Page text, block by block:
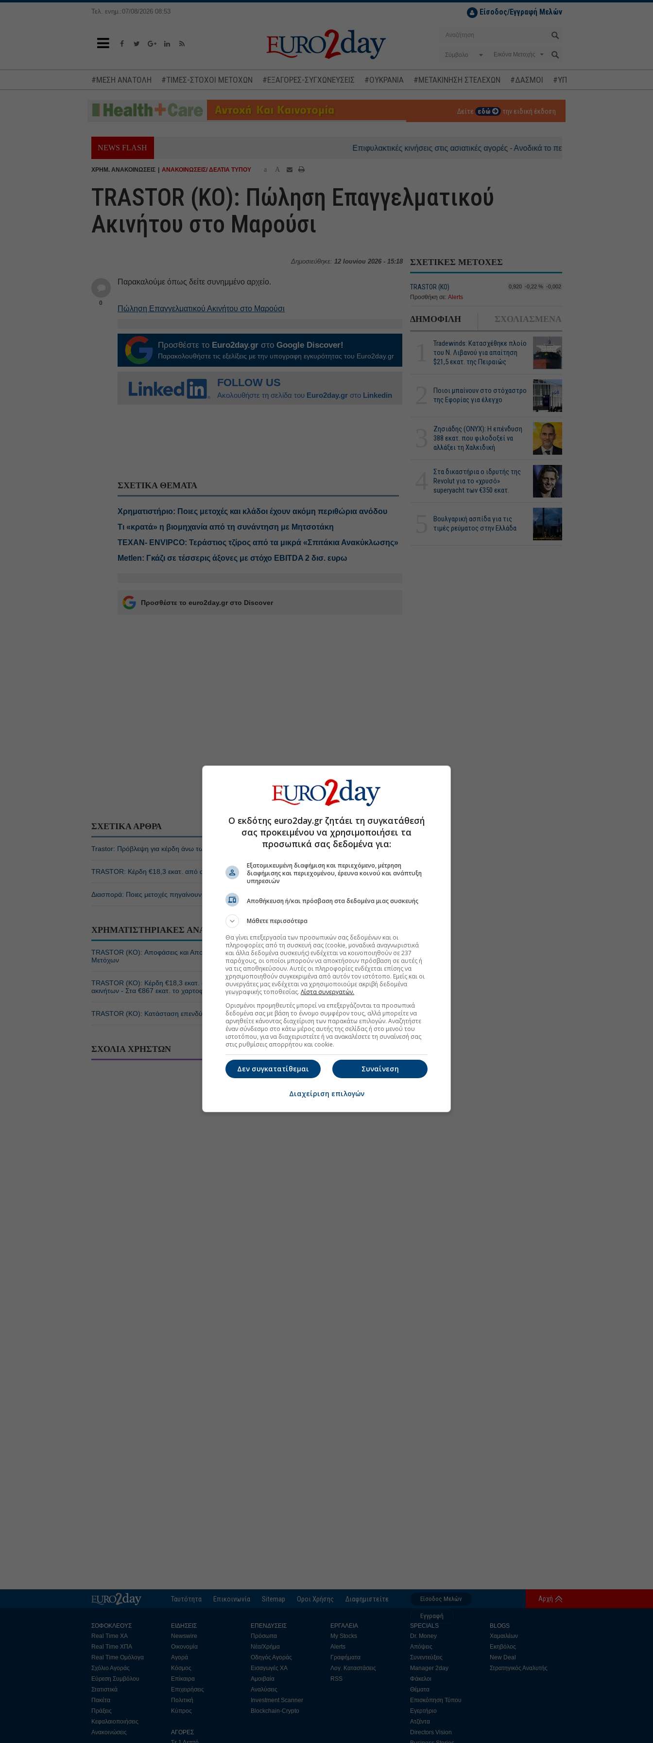
Τελ. ενημ.:07/08/2026 08:53 Είσοδος/Εγγραφή Μελών
Σύμβολο
#ΜΕΣΗ ΑΝΑΤΟΛΗ #ΤΙΜΕΣ-ΣΤΟΧΟΙ ΜΕΤΟΧΩΝ #ΕΞΑΓΟΡΕΣ-ΣΥΓΧΩΝΕΥΣΕΙΣ #ΟΥΚΡΑΝΙΑ #ΜΕΤΑΚΙΝΗΣΗ ΣΤΕΛΕΧΩΝ #ΔΑΣΜΟΙ #ΥΠΟΚΛΟΠΕΣ
Δείτε εδώ την ειδική έκδοση
NEWS FLASH Επιφυλακτικές κινήσεις στις ασιατικές αγορές - Ανοδικά το πετρέλαιο
ΧΡΗΜ. ΑΝΑΚΟΙΝΩΣΕΙΣ ΑΝΑΚΟΙΝΩΣΕΙΣ/ ΔΕΛΤΙΑ ΤΥΠΟΥ a A
TRASTOR (ΚΟ): Πώληση Επαγγελματικού
Ακινήτου στο Μαρούσι
Δημοσιεύθηκε: 12 Ιουνίου 2026 - 15:18
0
Παρακαλούμε όπως δείτε συνημμένο αρχείο.
Πώληση Επαγγελματικού Ακινήτου στο Μαρούσι
Προσθέστε το Euro2day.gr στοGoogle Discover!
Παρακολουθήστε τις εξελίξεις με την υπογραφη εγκυρότητας του Euro2day.gr
FOLLOW US
Ακολουθήστε τη σελίδα του Euro2day.gr στο Linkedin
ΣΧΕΤΙΚΑ ΘΕΜΑΤΑ
Χρηματιστήριο: Ποιες μετοχές και κλάδοι έχουν ακόμη περιθώρια ανόδου
Τι «κρατά» η βιομηχανία από τη συνάντηση με Μητσοτάκη
ΤΕΧΑΝ- ENVIPCO: Τεράστιος τζίρος από τα μικρά «Σπιτάκια Ανακύκλωσης»
Metlen: Γκάζι σε τέσσερις άξονες με στόχο EBITDA 2 δισ. ευρω
Προσθέστε το euro2day.gr στο Discover
ΣΧΕΤΙΚΕΣ ΜΕΤΟΧΕΣ
TRASTOR (ΚΟ) 0,920 -0,22 % -0,002
Προσθήκη σε: Alerts
ΔΗΜΟΦΙΛΗ ΣΧΟΛΙΑΣΜΕΝΑ
Tradewinds: Κατασχέθηκε πλοίο
του Ν. Λιβανού για απαίτηση
$21,5 εκατ. της Πειραιώς
Ποιοι μπαίνουν στο στόχαστρο
της Εφορίας για έλεγχο
Ζησιάδης (ONYX): Η επένδυση
388 εκατ. που φιλοδοξεί να
αλλάξει τη Χαλκιδική
Στα δικαστήρια ο ιδρυτής της
Revolut για το «χρυσό»
superyacht των €350 εκατ.
Βουλγαρική ασπίδα για τις
τιμές ρεύματος στην Ελλάδα
ΣΧΕΤΙΚΑ ΑΡΘΡΑ Περισσότερα για τη Μετοχή
Trastor: Πρόβλεψη για κέρδη άνω των €30 εκατ. στο εξάμηνο (07:27 04/08/2026)
TRASTOR: Κέρδη €18,3 εκατ. από αναπροσαρμογή της εύλογης αξίας επενδυτικών ακινήτων
Διασπορά: Ποιες μετοχές πηγαίνουν επιτήρηση, ποιες παίρνουν παράταση
ΧΡΗΜΑΤΙΣΤΗΡΙΑΚΕΣ ΑΝΑΚΟΙΝΩΣΕΙΣ
TRASTOR (ΚΟ): Αποφάσεις και Αποτελέσματα Ψηφοφορίας της Έκτακτης Γενικής Συνέλευσης των
Μετόχων
(18:47 03/08/2026)
TRASTOR (ΚΟ): Κέρδη €18,3 εκατ. από την αναπροσαρμογή της εύλογης αξίας των επενδυτικών
ακινήτων - Στα €867 εκατ. το χαρτοφυλάκιο, αυξημένο κατά 5,4%
(10:07 27/07/2026)
TRASTOR (ΚΟ): Κατάσταση επενδύσεων TRASTOR Α.Ε.Ε.Α.Π. (2026,Εξαμηνιαία,Μητρική)
(09:33 27/07/2026)
ΣΧΟΛΙΑ ΧΡΗΣΤΩΝ
Ταυτότητα Επικοινωνία Sitemap Οροι Χρήσης Διαφημιστείτε Είσοδος Μελών
Εγγραφή
Αρχή
ΣΟΦΟΚΛΕΟΥΣ
Real Time ΧΑ
Real Time ΧΠΑ
Real Time Ομόλογα
Σχόλιο Αγοράς
Εύρεση Συμβόλου
Στατιστικά
Πακέτα
Πράξεις
Κεφαλαιοποιήσεις
Ανακοινώσεις
ΕΙΔΗΣΕΙΣ
Newswire
Οικονομία
Αγορά
Κόσμος
Επίκαιρα
Επιχειρήσεις
Πολιτική
Κύπρος
ΑΓΟΡΕΣ
ΕΠΕΝΔΥΣΕΙΣ
Πρόσωπα
Νέα/Χρήμα
Οδηγός Αγοράς
Εισαγωγές ΧΑ
Αμοιβαία
Αναλύσεις
Investment Scanner
Blockchain-Crypto
ΕΡΓΑΛΕΙΑ
My Stocks
Alerts
Γραφήματα
Λογ. Καταστάσεις
RSS
SPECIALS
Dr. Money
Απόψεις
Συνεντεύξεις
Manager 2day
Φάκελοι
Θέματα
Επισκόπηση Τύπου
Εγερτήριο
Ατζέντα
Directors Vision
BLOGS
Χαμαιλέων
Εκηβόλος
New Deal
Στρατηγικός Αναλυτής
Ο εκδότης euro2day.gr ζητάει τη συγκατάθεσή
σας προκειμένου να χρησιμοποιήσει τα
προσωπικά σας δεδομένα για:
Εξατομικευμένη διαφήμιση και περιεχόμενο, μέτρηση
διαφήμισης και περιεχομένου, έρευνα κοινού και ανάπτυξη
υπηρεσιών
Αποθήκευση ή/και πρόσβαση στα δεδομένα μιας συσκευής
Μάθετε περισσότερα
Θα γίνει επεξεργασία των προσωπικών σας δεδομένων και οι
πληροφορίες από τη συσκευή σας (cookie, μοναδικά αναγνωριστικά
και άλλα δεδομένα συσκευής) ενδέχεται να κοινοποιηθούν σε 237
παρόχους, οι οποίοι μπορούν να αποκτήσουν πρόσβαση σε αυτές ή
να τις αποθηκεύσουν. Αυτές οι πληροφορίες ενδέχεται επίσης να
χρησιμοποιηθούν συγκεκριμένα από αυτόν τον ιστότοπο. Εμείς και οι
συνεργάτες μας ενδέχεται να χρησιμοποιούμε ακριβή δεδομένα
γεωγραφικής τοποθεσίας. Λίστα συνεργατών.
Ορισμένοι προμηθευτές μπορεί να επεξεργάζονται τα προσωπικά
δεδομένα σας με βάση το έννομο συμφέρον τους, αλλά μπορείτε να
αρνηθείτε κάνοντας διαχείριση των παρακάτω επιλογών. Αναζητήστε
έναν σύνδεσμο στο κάτω μέρος αυτής της σελίδας ή στο μενού του
ιστοτόπου, για να διαχειριστείτε ή να ανακαλέσετε τη συναίνεσή σας
στις ρυθμίσεις απορρήτου και cookie.
Συναίνεση
Δεν συγκατατίθεμαι
Διαχείριση επιλογών